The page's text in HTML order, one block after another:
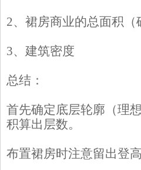
2、裙房商业的总面积（
3、建筑密度
总结：
首先确定底层轮廓（理
积算出层数。
布置裙房时注意留出登